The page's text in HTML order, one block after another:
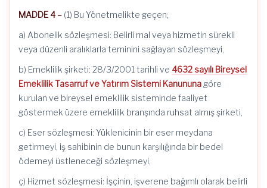
MADDE 4 – (1) Bu Yönetmelikte geçen;
a) Abonelik sözleşmesi: Belirli mal veya hizmetin sürekli
veya düzenli aralıklarla teminini sağlayan sözleşmeyi,
b) Emeklilik şirketi: 28/3/2001 tarihli ve 4632 sayılı Bireysel
Emeklilik Tasarruf ve Yatırım Sistemi Kanununa göre
kurulan ve bireysel emeklilik sisteminde faaliyet
göstermek üzere emeklilik branşında ruhsat almış şirketi,
c) Eser sözleşmesi: Yüklenicinin bir eser meydana
getirmeyi, iş sahibinin de bunun karşılığında bir bedel
ödemeyi üstleneceği sözleşmeyi,
ç) Hizmet sözleşmesi: İşçinin, işverene bağımlı olarak belirli